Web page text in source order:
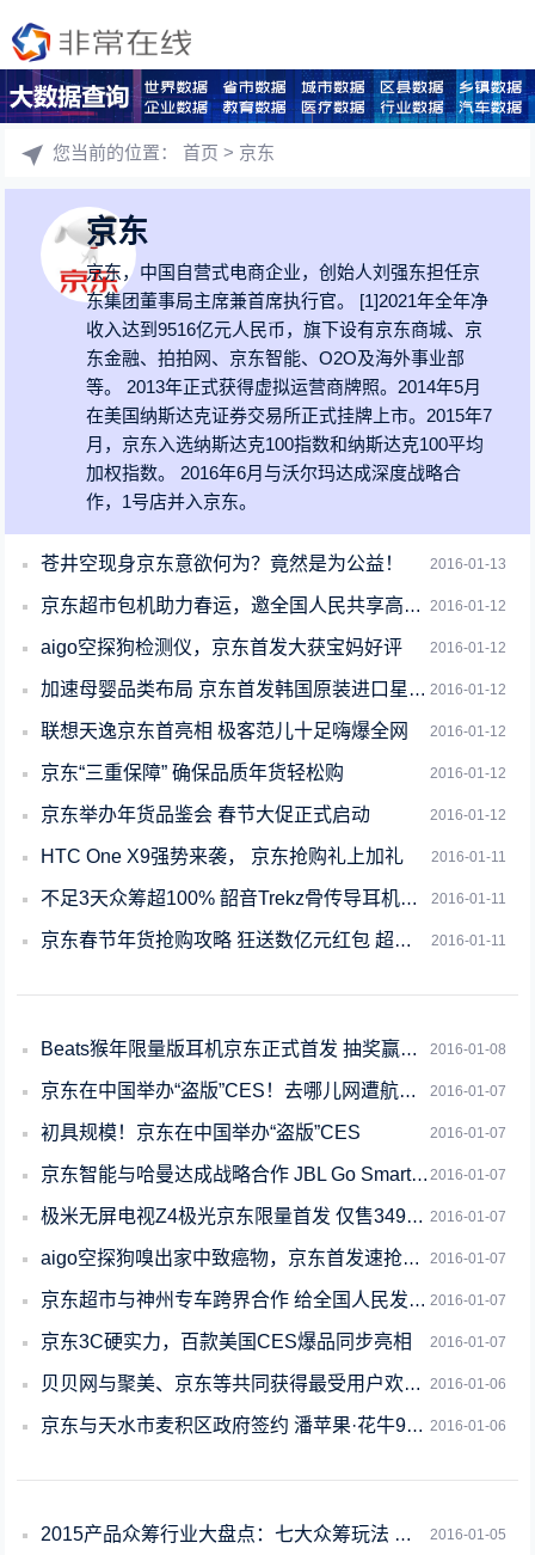
您当前的位置：首页 > 京东
京东
京东，中国自营式电商企业，创始人刘强东担任京
东集团董事局主席兼首席执行官。 [1]2021年全年净
收入达到9516亿元人民币，旗下设有京东商城、京
东金融、拍拍网、京东智能、O2O及海外事业部
等。 2013年正式获得虚拟运营商牌照。2014年5月
在美国纳斯达克证券交易所正式挂牌上市。2015年7
月，京东入选纳斯达克100指数和纳斯达克100平均
加权指数。 2016年6月与沃尔玛达成深度战略合
作，1号店并入京东。
2016-01-13
苍井空现身京东意欲何为？竟然是为公益！
2016-01-12
京东超市包机助力春运，邀全国人民共享高品质生活
2016-01-12
aigo空探狗检测仪，京东首发大获宝妈好评
2016-01-12
加速母婴品类布局 京东首发韩国原装进口星倍能奶粉
2016-01-12
联想天逸京东首亮相 极客范儿十足嗨爆全网
2016-01-12
京东“三重保障” 确保品质年货轻松购
2016-01-12
京东举办年货品鉴会 春节大促正式启动
2016-01-11
HTC One X9强势来袭， 京东抢购礼上加礼
2016-01-11
不足3天众筹超100% 韶音Trekz骨传导耳机打响京东众筹第一炮
2016-01-11
京东春节年货抢购攻略 狂送数亿元红包 超值商品1元秒杀
2016-01-08
Beats猴年限量版耳机京东正式首发 抽奖赢大红包
2016-01-07
京东在中国举办“盗版”CES！去哪儿网遭航企围堵服软
2016-01-07
初具规模！京东在中国举办“盗版”CES
2016-01-07
京东智能与哈曼达成战略合作 JBL Go Smart智能音箱亮相CES
2016-01-07
极米无屏电视Z4极光京东限量首发 仅售3499元
2016-01-07
aigo空探狗嗅出家中致癌物，京东首发速抢可免单
2016-01-07
京东超市与神州专车跨界合作 给全国人民发红包
2016-01-07
京东3C硬实力，百款美国CES爆品同步亮相
2016-01-06
贝贝网与聚美、京东等共同获得最受用户欢迎应用奖
2016-01-06
京东与天水市麦积区政府签约 潘苹果·花牛9粒装独家授权首发
2016-01-05
2015产品众筹行业大盘点：七大众筹玩法 京东成创新之最